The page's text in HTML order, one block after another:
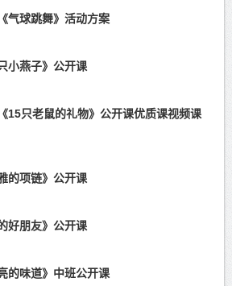
气球跳舞》活动方案
小燕子》公开课
15只老鼠的礼物》公开课优质课视频课
的项链》公开课
好朋友》公开课
的味道》中班公开课